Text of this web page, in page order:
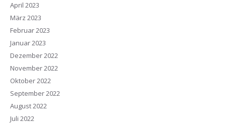
April 2023
März 2023
Februar 2023
Januar 2023
Dezember 2022
November 2022
Oktober 2022
September 2022
August 2022
Juli 2022